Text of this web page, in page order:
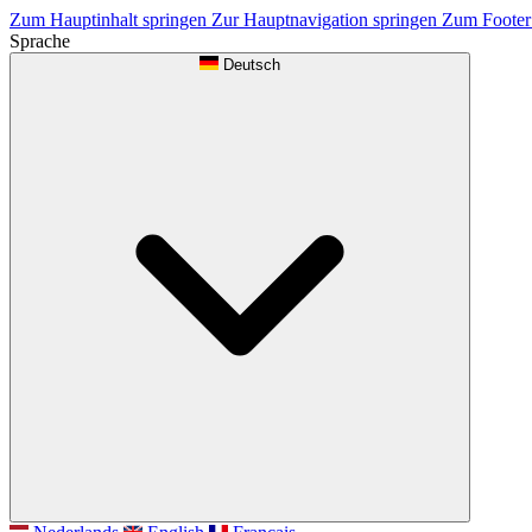
Zum Hauptinhalt springen Zur Hauptnavigation springen Zum
Sprache
Deutsch